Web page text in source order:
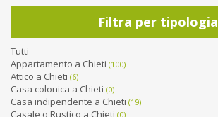
Filtra per tipologia
Tutti
Appartamento a Chieti (100)
Attico a Chieti (6)
Casa colonica a Chieti (0)
Casa indipendente a Chieti (19)
Casale o Rustico a Chieti (0)